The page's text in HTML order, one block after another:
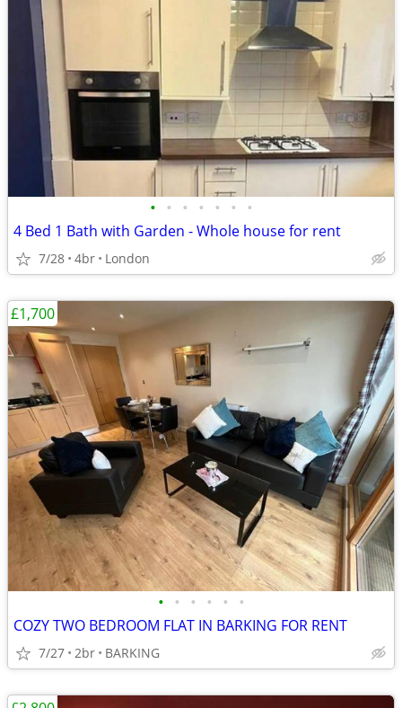
• • • • • • •
4 Bed 1 Bath with Garden - Whole house for rent
7/28 4br London
• • • • • •
COZY TWO BEDROOM FLAT IN BARKING FOR RENT
7/27 2br BARKING
£1,700